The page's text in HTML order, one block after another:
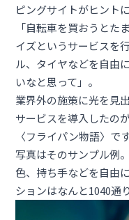
ピングサイトがヒント
「自転車を買おうとた
イズというサービスを
ル、タイヤなどを自由
いなと思って」。
業界外の施策に光を見
サービスを導入したの
〈フライパン物語〉です
写真はそのサンプル例
色、持ち手などを自由
ションはなんと1040通